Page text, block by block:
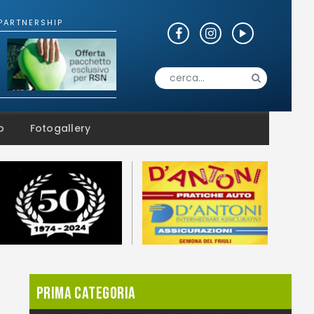
Fotogallery
26 / 07
12 GIORNATA
02 / 08
13 GIORNATA
Prima Categoria